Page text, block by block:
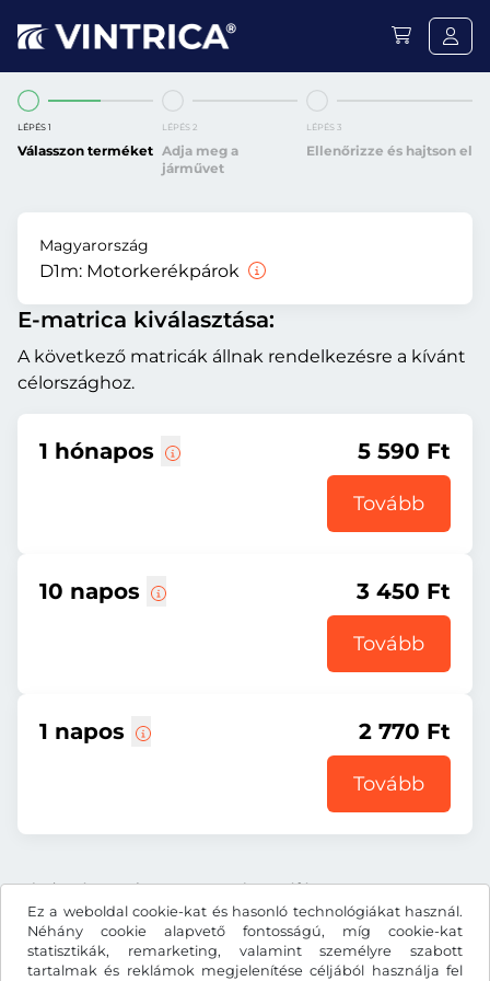
Ez a weboldal cookie-kat és hasonló technológiákat használ.
Néhány cookie alapvető fontosságú, míg cookie-kat
statisztikák, remarketing, valamint személyre szabott
tartalmak és reklámok megjelenítése céljából használja fel
LÉPÉS 1
Válasszon terméket
LÉPÉS 2
Adja meg a
járművet
LÉPÉS 3
Ellenőrizze és hajtson el
Magyarország
D1m: Motorkerékpárok
E-matrica kiválasztása:
A következő matricák állnak rendelkezésre a kívánt
célországhoz.
1 hónapos 5 590 Ft
Tovább
10 napos 3 450 Ft
Tovább
1 napos 2 770 Ft
Tovább
Minden ár tartalmazza a törvényes áfát.